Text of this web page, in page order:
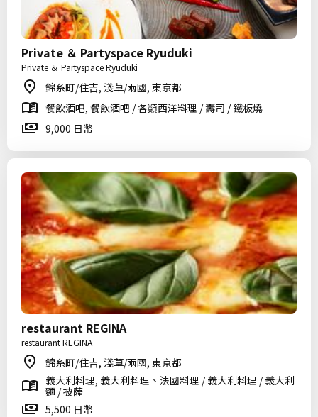
Private ＆ Partyspace Ryuduki
Private ＆ Partyspace Ryuduki
錦糸町/住吉, 淺草/兩國, 東京都
餐飲酒吧, 餐飲酒吧 / 各類西洋料理 / 壽司 / 鐵板燒
9,000 日幣
restaurant REGINA
restaurant REGINA
錦糸町/住吉, 淺草/兩國, 東京都
義大利料理, 義大利料理、法國料理 / 義大利料理 / 義大利
麵 / 披薩
5,500 日幣